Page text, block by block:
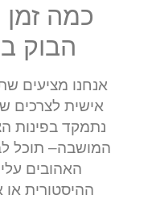
כמה זמן
הבוק
אנחנו מציעים
אישית לצרכים
נתמקד בפינות
המושבה– תוכל
האהובים
ההיסטורית